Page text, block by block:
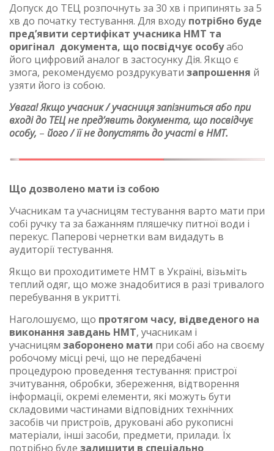
Допуск до ТЕЦ розпочнуть за 30 хв і припинять за 5
хв до початку тестування. Для входу потрібно буде
пред’явити сертифікат учасника НМТ та
оригінал документа, що посвідчує особуабо
його цифровий аналог в застосунку Дія. Якщо є
змога, рекомендуємо роздрукувати запрошення й
узяти його із собою.
Увага! Якщо учасник / учасниця запізниться або при
вході до ТЕЦ не пред’явить документа, що посвідчує
особу, – його / її не допустять до участі в НМТ.
Що дозволено мати із собою
Учасникам та учасницям тестування варто мати при
собі ручку та за бажанням пляшечку питної води і
перекус. Паперові чернетки вам видадуть в
аудиторії тестування.
Якщо ви проходитимете НМТ в Україні, візьміть
теплий одяг, що може знадобитися в разі тривалого
перебування в укритті.
Наголошуємо, що протягом часу, відведеного на
виконання завдань НМТ, учасникам і
учасницям заборонено мати при собі або на своєму
робочому місці речі, що не передбачені
процедурою проведення тестування: пристрої
зчитування, обробки, збереження, відтворення
інформації, окремі елементи, які можуть бути
складовими частинами відповідних технічних
засобів чи пристроїв, друковані або рукописні
матеріали, інші засоби, предмети, прилади. Їх
потрібно буде залишити в спеціально